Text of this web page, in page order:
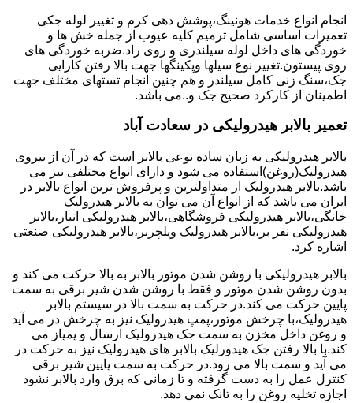
انجام انواع خدمات هونینگ،پوشش دهی کرم و تغییر لوله جکی
تعمیرات اساسی شامل ترمیم کلیه عیوب از جمله خش ها و
خوردگی های داخل لوله سیلندری و روی راد.ضربه خوردگی های
روی پیستون.تغییر نوع سیلها وپکینگها جهت بالا رفتن کارایی
جک،سنگ زنی کامل سیلندر و هم چنین انجام تستهای مختلف جهت
اطمینان از کارکرد صحیح جک و..می باشد.
تعمیر بالابر هیدرولیکی در سعادت آباد
بالابر هیدرولیکی به زبان ساده نوعی بالابر است که در آن از نیروی
هیدرولیک(روغن)استفاده می شود و دارای انواع مختلفی نیز می
باشد.بالابر هیدرولیک از متداولترین و پرفروش ترین انواع بالابر در
ایران می باشد که از انواع آن می توان به بالابر هیدرولیک
خانگی،بالابر هیدرولیکی فروشگاهی،بالابر هیدرولیکی انبار،بالابر
هیدرولیکی نفر بر،بالابر هیدرولیک ویلچربر،بالابر هیدرولیکی صنعتی
اشاره کرد.
بالابر هیدرولیکی با روشن شدن موتور بالابر به بالا حرکت می کند و
بدون روشن شدن موتور و فقط با روشن شدن شیر برقی به سمت
پایین حرکت می کند.در حرکت به سمت بالا در سیستم بالابر
هیدرولیک،با چرخش موتور،پمپ هیدرولیک نیز به چرخش در می آید
و روغن داخل مخزن به سمت جک هیدرولیک ارسال و پمپاز می
کند.با بالا رفتن جک هیدورلیک بالابر های هیدرولیک نیز به حرکت در
می آید و سمت بالا می رود.در حرکت به سمت پایین شیر برقی
کنترل عمل را به دست گرفته و تا زمانی که برق وارد بالابر نشود
اجازه تخلیه روغن را به تانک نمی دهد.